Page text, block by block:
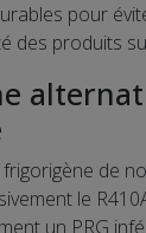
pour
des produits
de
le
un PRG